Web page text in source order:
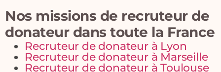
Nos missions de recruteur de
donateur dans toute la France
Recruteur de donateur à Lyon
Recruteur de donateur à Marseille
Recruteur de donateur à Toulouse